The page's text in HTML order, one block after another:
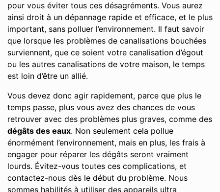
pour vous éviter tous ces désagréments. Vous aurez
ainsi droit à un dépannage rapide et efficace, et le plus
important, sans polluer l’environnement. Il faut savoir
que lorsque les problèmes de canalisations bouchées
surviennent, que ce soient votre canalisation d’égout
ou les autres canalisations de votre maison, le temps
est loin d’être un allié.
Vous devez donc agir rapidement, parce que plus le
temps passe, plus vous avez des chances de vous
retrouver avec des problèmes plus graves, comme des
dégâts des eaux. Non seulement cela pollue
énormément l’environnement, mais en plus, les frais à
engager pour réparer les dégâts seront vraiment
lourds. Évitez-vous toutes ces complications, et
contactez-nous dès le début du problème. Nous
sommes habilités à utiliser des appareils ultra